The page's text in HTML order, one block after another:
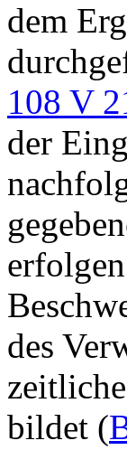
dem
108 V
der
des
bildet (